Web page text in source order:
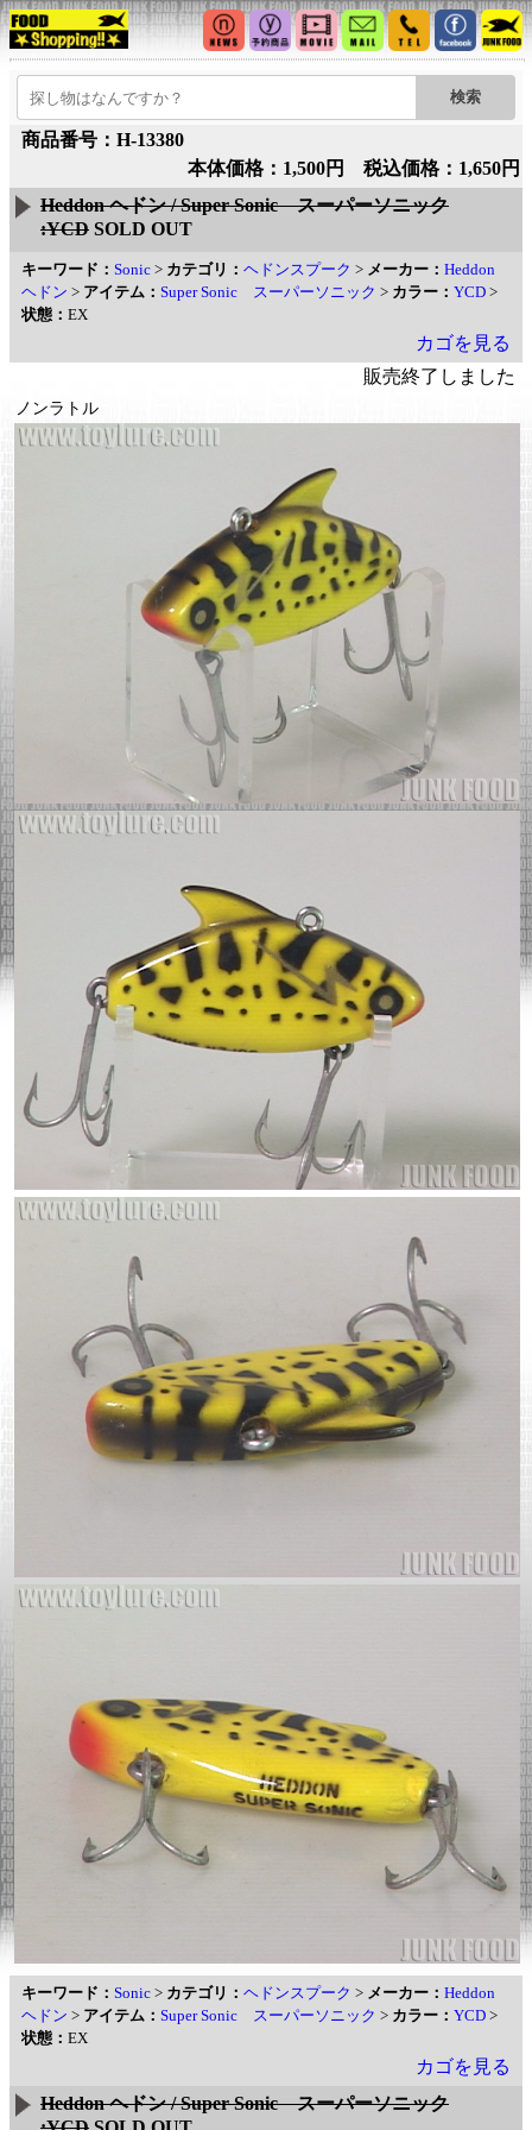
商品番号：H-13380
本体価格：1,500円 税込価格：1,650円
Heddon ヘドン / Super Sonic スーパーソニック
:YCD SOLD OUT
キーワード： Sonic > カテゴリ： ヘドンスプーク > メーカー： Heddon
ヘドン > アイテム： Super Sonic スーパーソニック > カラー： YCD >
状態： EX
カゴを見る
販売終了しました
ノンラトル
キーワード： Sonic > カテゴリ： ヘドンスプーク > メーカー： Heddon
ヘドン > アイテム： Super Sonic スーパーソニック > カラー： YCD >
状態： EX
カゴを見る
Heddon ヘドン / Super Sonic スーパーソニック